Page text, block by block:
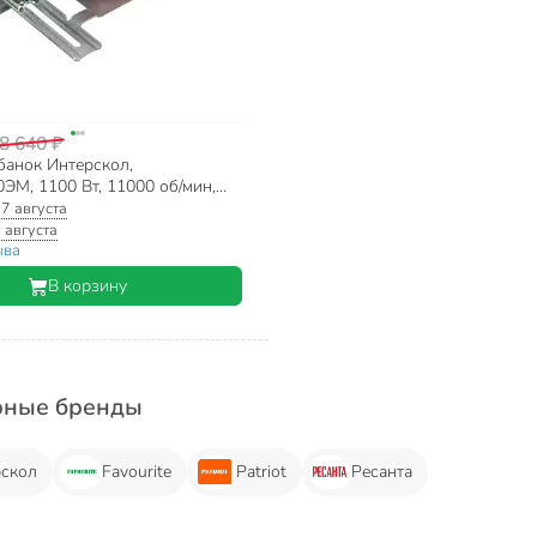
640 ₽
Интерскол,
1100 Вт, 11000 об/мин,
мм
7 августа
августа
В корзину
бренды
Favourite Patriot Ресанта